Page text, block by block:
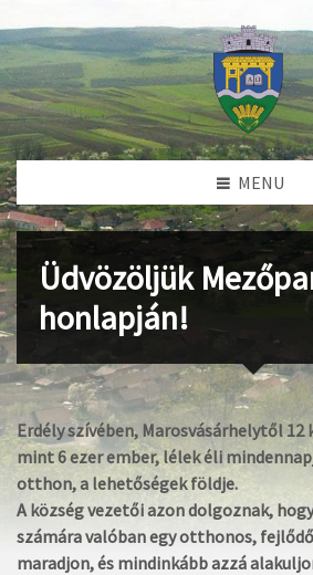
MENU
Üdvözöljük
honlapján!
Erdély szívében, Marosvásárhelytől
mint 6 ezer ember, lélek éli
otthon, a lehetőségek földje.
A község vezetői azon dolgoznak,
számára valóban egy otthonos,
maradjon, és mindinkább azzá